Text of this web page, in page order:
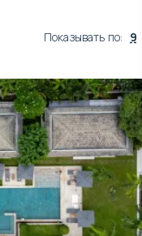
Показывать по: 9